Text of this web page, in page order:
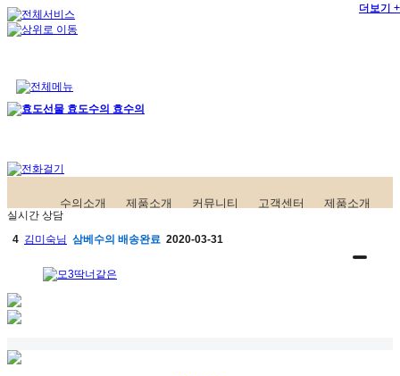
수의소개 제품소개 커뮤니티 고객센터 제품소개
실시간 상담
4 김미숙님 삼베수의 배송완료 2020-03-31
김희섭님 삼베수의
6
더보기 +
더보기 +